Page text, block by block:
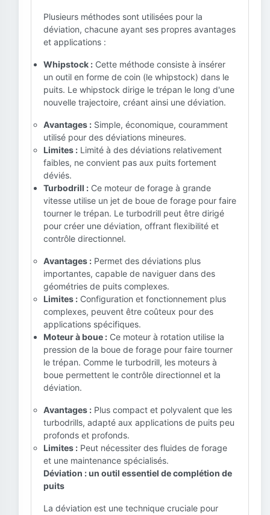
Plusieurs méthodes sont utilisées pour la
déviation, chacune ayant ses propres avantages
et applications :
Whipstock : Cette méthode consiste à insérer
un outil en forme de coin (le whipstock) dans le
puits. Le whipstock dirige le trépan le long d'une
nouvelle trajectoire, créant ainsi une déviation.
Avantages : Simple, économique, couramment
utilisé pour des déviations mineures.
Limites : Limité à des déviations relativement
faibles, ne convient pas aux puits fortement
déviés.
Turbodrill : Ce moteur de forage à grande
vitesse utilise un jet de boue de forage pour faire
tourner le trépan. Le turbodrill peut être dirigé
pour créer une déviation, offrant flexibilité et
contrôle directionnel.
Avantages : Permet des déviations plus
importantes, capable de naviguer dans des
géométries de puits complexes.
Limites : Configuration et fonctionnement plus
complexes, peuvent être coûteux pour des
applications spécifiques.
Moteur à boue : Ce moteur à rotation utilise la
pression de la boue de forage pour faire tourner
le trépan. Comme le turbodrill, les moteurs à
boue permettent le contrôle directionnel et la
déviation.
Avantages : Plus compact et polyvalent que les
turbodrills, adapté aux applications de puits peu
profonds et profonds.
Limites : Peut nécessiter des fluides de forage
et une maintenance spécialisés.
Déviation : un outil essentiel de complétion de
puits
La déviation est une technique cruciale pour